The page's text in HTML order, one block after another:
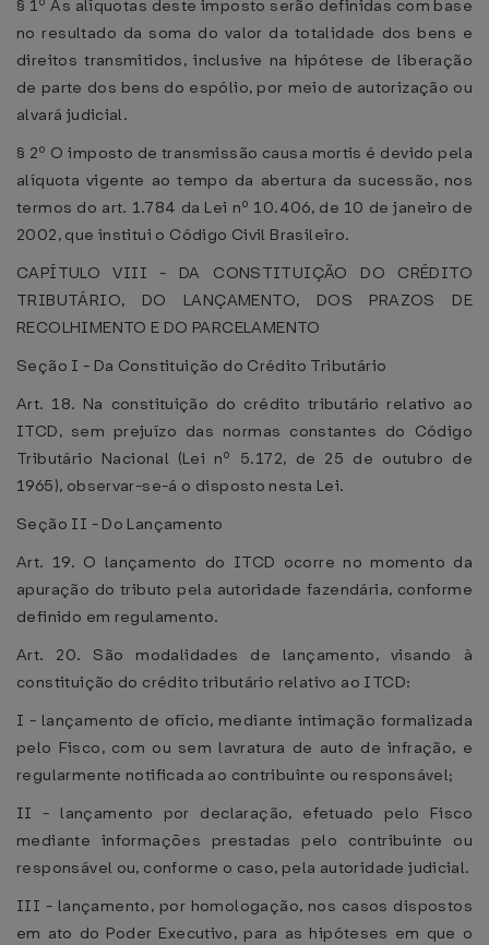
§ 1º As alíquotas deste imposto serão definidas com base
no resultado da soma do valor da totalidade dos bens e
direitos transmitidos, inclusive na hipótese de liberação
de parte dos bens do espólio, por meio de autorização ou
alvará judicial.
§ 2º O imposto de transmissão causa mortis é devido pela
alíquota vigente ao tempo da abertura da sucessão, nos
termos do art. 1.784 da Lei nº 10.406, de 10 de janeiro de
2002, que institui o Código Civil Brasileiro.
CAPÍTULO VIII - DA CONSTITUIÇÃO DO CRÉDITO
TRIBUTÁRIO, DO LANÇAMENTO, DOS PRAZOS DE
RECOLHIMENTO E DO PARCELAMENTO
Seção I - Da Constituição do Crédito Tributário
Art. 18. Na constituição do crédito tributário relativo ao
ITCD, sem prejuízo das normas constantes do Código
Tributário Nacional (Lei nº 5.172, de 25 de outubro de
1965), observar-se-á o disposto nesta Lei.
Seção II - Do Lançamento
Art. 19. O lançamento do ITCD ocorre no momento da
apuração do tributo pela autoridade fazendária, conforme
definido em regulamento.
Art. 20. São modalidades de lançamento, visando à
constituição do crédito tributário relativo ao ITCD:
I - lançamento de ofício, mediante intimação formalizada
pelo Fisco, com ou sem lavratura de auto de infração, e
regularmente notificada ao contribuinte ou responsável;
II - lançamento por declaração, efetuado pelo Fisco
mediante informações prestadas pelo contribuinte ou
responsável ou, conforme o caso, pela autoridade judicial.
III - lançamento, por homologação, nos casos dispostos
em ato do Poder Executivo, para as hipóteses em que o